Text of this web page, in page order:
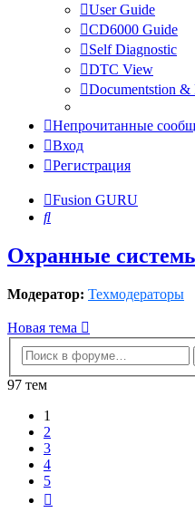
User Guide
CD6000 Guide
Self Diagnostic
DTC View
Documentstion &
Непрочитанные
Вход
Регистрация
Fusion GURU
Поиск
Охранные
Модератор: Техмодераторы
Новая тема
97 тем
1
2
3
4
5